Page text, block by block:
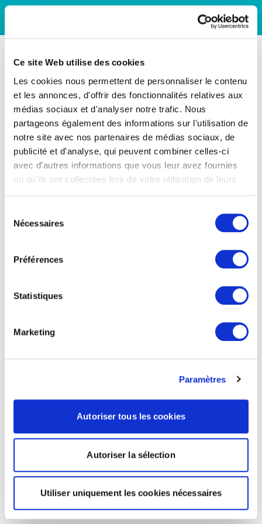
Ce site Web utilise des cookies
Les cookies nous permettent de personnaliser le contenu
et les annonces, d'offrir des fonctionnalités relatives aux
médias sociaux et d'analyser notre trafic. Nous
partageons également des informations sur l'utilisation de
notre site avec nos partenaires de médias sociaux, de
publicité et d'analyse, qui peuvent combiner celles-ci
avec d'autres informations que vous leur avez fournies
ou qu'ils ont collectées lors de votre utilisation de leurs
Nécessaires
Préférences
Statistiques
Marketing
Paramètres
Autoriser tous les cookies
Autoriser la sélection
Utiliser uniquement les cookies nécessaires